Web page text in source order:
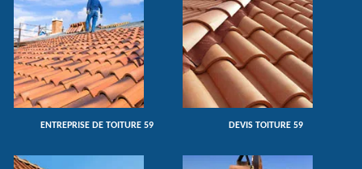
ENTREPRISE DE TOITURE 59 DEVIS TOITURE 59